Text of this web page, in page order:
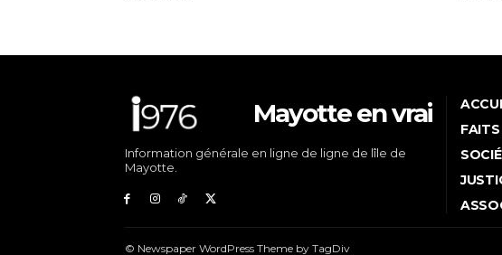
Mayotte en vrai
Information générale en ligne de ligne de lîle de
Mayotte.
FAITS
© Newspaper WordPress Theme by TagDiv